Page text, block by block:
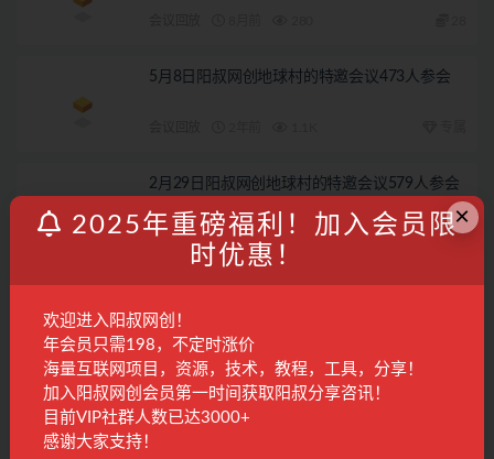
5月8日阳叔网创地球村的特邀会议473人参会
2月29日阳叔网创地球村的特邀会议579人参会
会议回放 2年前 1.0K 专属
2026年07月29日阳叔网创地球村的特邀会议
会议回放 1周前
联系客服
×
2025年重磅福利！加入会员限
时优惠！
欢迎进入阳叔网创！
年会员只需198，不定时涨价
海量互联网项目，资源，技术，教程，工具，分享！
加入阳叔网创会员第一时间获取阳叔分享咨讯！
目前VIP社群人数已达3000+
感谢大家支持！